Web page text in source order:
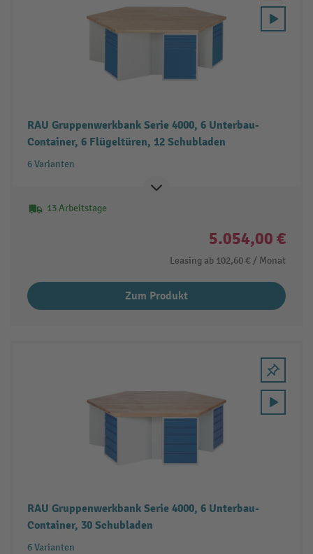
RAU Gruppenwerkbank Serie 4000, 6 Unterbau-
Container, 6 Flügeltüren, 12 Schubladen
6 Varianten
13 Arbeitstage
5.054,00 €
Leasing ab 102,60 € / Monat
Zum Produkt
RAU Gruppenwerkbank Serie 4000, 6 Unterbau-
Container, 30 Schubladen
6 Varianten